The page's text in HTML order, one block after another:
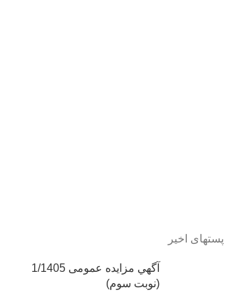
پستهای اخیر
آگهي مزایده عمومی 1/1405
(نوبت سوم)